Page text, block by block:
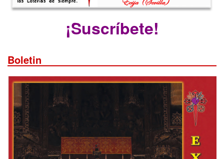
¡Suscríbete!
Boletin